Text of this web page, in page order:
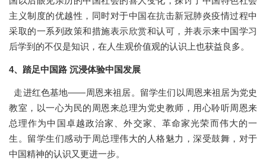
主义制度的优越性，同时对于中国在抗击新冠肺炎疫情过程中
采取的一系列政策和措施表示欣赏和认可，并表示来中国学习
后学到的不仅是知识，在人生观价值观的认识上也获益良多。
4、踏足中国路 沉浸体验中国发展
走进红色基地——周恩来祖居。留学生们以周恩来祖居为党史
教室，以一心为民的周恩来总理为党史教师，用心聆听周恩来
总理作为中国卓越政治家、外交家、革命家光荣而伟大的一
生。留学生们感动于周总理伟大的人格魅力，深受鼓舞，对于
中国精神的认识又更进一步。